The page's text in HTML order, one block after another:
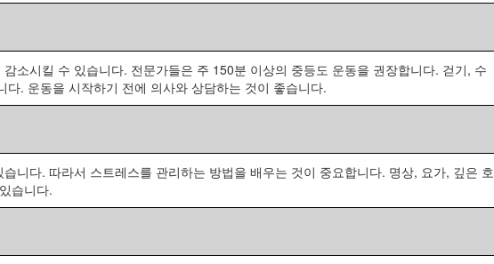
소시킬 수 있습니다. 전문가들은 주 150분 이상의 중등도 운동을 권장합니다. 걷기, 수
. 운동을 시작하기 전에 의사와 상담하는 것이 좋습니다.
니다. 따라서 스트레스를 관리하는 방법을 배우는 것이 중요합니다. 명상, 요가, 깊은 호
습니다.